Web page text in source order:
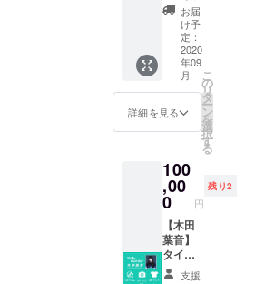
8開催
Skype
又は
ZOOM
での5分
間メン
バーは
ランダ
ムで3名
りま
す。
（指
名・時
間指定
不可）
ルバム
■ランダ
ムピン
チェキ
（サイ
ン入
り） ■
限定T
シャツ
限定デ
ザイ
ン）カ
ラー展
開無
し/S～
XXLま
でお選
お届
け予
定：
2020
年09
月
詳細を見る
こ
の
リ
タ
ー
ン
を
選
択
す
る
100
,00
0 円
残り2
【木田
葉音】
タイプ
■今秋発
支援